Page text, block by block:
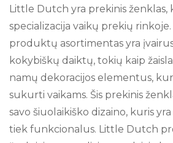
Little Dutch yra prekinis ženklas,
specializacija vaikų prekių
produktų asortimentas yra
kokybiškų daiktų, tokių kaip
namų dekoracijos elementus,
sukurti vaikams. Šis prekinis
savo šiuolaikiško dizaino, kuris
tiek funkcionalus. Little Dutch